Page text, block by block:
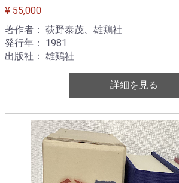
¥ 55,000
著作者： 荻野泰茂、雄鶏社
発行年： 1981
出版社： 雄鶏社
詳細を見る